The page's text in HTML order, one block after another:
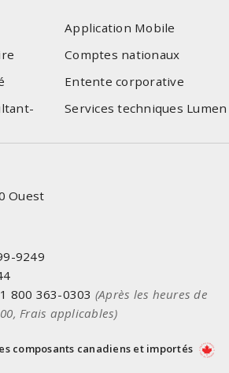
Application Mobile
Comptes nationaux
Entente corporative
Services techniques Lumen
Ouest
9249
1 800 363-0303 (Après les heures de
Frais applicables)
composants canadiens et importés